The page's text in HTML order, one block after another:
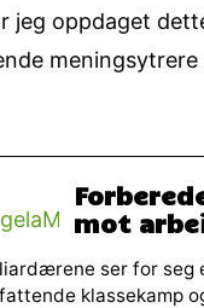
jeg oppdaget
meningsytrere
mot
ser for seg
klassekamp